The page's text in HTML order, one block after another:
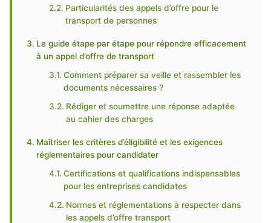
Particularités des appels d’offre pour le
transport de personnes
Le guide étape par étape pour répondre efficacement
à un appel d’offre de transport
Comment préparer sa veille et rassembler les
documents nécessaires ?
Rédiger et soumettre une réponse adaptée
au cahier des charges
Maîtriser les critères d’éligibilité et les exigences
réglementaires pour candidater
Certifications et qualifications indispensables
pour les entreprises candidates
Normes et réglementations à respecter dans
les appels d’offre transport